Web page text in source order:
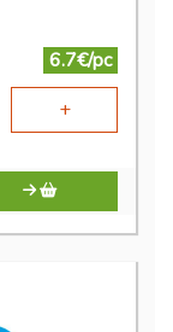
6.7€/pc
+